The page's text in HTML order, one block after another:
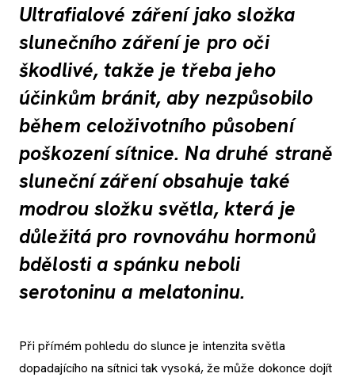
Ultrafialové záření jako složka
slunečního záření je pro oči
škodlivé, takže je třeba jeho
účinkům bránit, aby nezpůsobilo
během celoživotního působení
poškození sítnice. Na druhé straně
sluneční záření obsahuje také
modrou složku světla, která je
důležitá pro rovnováhu hormonů
bdělosti a spánku neboli
serotoninu a melatoninu.
Při přímém pohledu do slunce je intenzita světla
dopadajícího na sítnici tak vysoká, že může dokonce dojít